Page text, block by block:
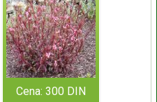
Cena: 300 DIN